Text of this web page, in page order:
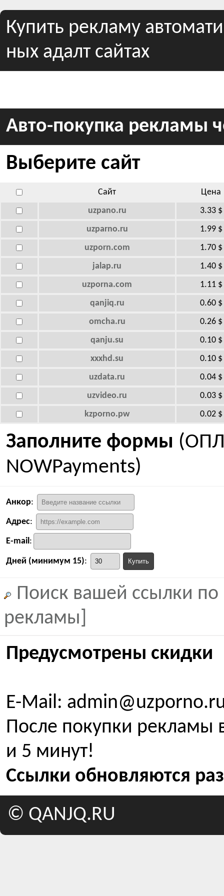
Купить рекламу
ных адалт сайтах
Авто-покупка рекламы
Выберите сайт
Сайт
Цена
uzpano.ru
3.33 $
uzparno.ru
1.99 $
uzporn.com
1.70 $
jalap.ru
1.40 $
uzporna.com
1.11 $
qanjiq.ru
0.60 $
omcha.ru
0.26 $
qanju.su
0.10 $
xxxhd.su
0.10 $
uzdata.ru
0.04 $
uzvideo.ru
0.03 $
kzporno.pw
0.02 $
Заполните формы
NOWPayments)
Анкор:
Адрес:
E-mail :
Дней (минимум 15):
Поиск вашей ссылки
рекламы]
Предусмотрены скидки
E-Mail:
После покупки рекламы
и 5 минут!
Ссылки обновляются
© QANJQ.RU